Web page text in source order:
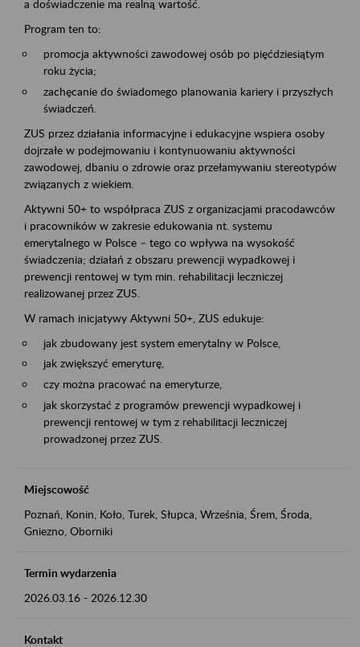
a doświadczenie ma realną wartość.
Program ten to:
promocja aktywności zawodowej osób po pięćdziesiątym
roku życia;
zachęcanie do świadomego planowania kariery i przyszłych
świadczeń.
ZUS przez działania informacyjne i edukacyjne wspiera osoby
dojrzałe w podejmowaniu i kontynuowaniu aktywności
zawodowej, dbaniu o zdrowie oraz przełamywaniu stereotypów
związanych z wiekiem.
Aktywni 50+ to współpraca ZUS z organizacjami pracodawców
i pracowników w zakresie edukowania nt. systemu
emerytalnego w Polsce – tego co wpływa na wysokość
świadczenia; działań z obszaru prewencji wypadkowej i
prewencji rentowej w tym min. rehabilitacji leczniczej
realizowanej przez ZUS.
W ramach inicjatywy Aktywni 50+, ZUS edukuje:
jak zbudowany jest system emerytalny w Polsce,
jak zwiększyć emeryturę,
czy można pracować na emeryturze,
jak skorzystać z programów prewencji wypadkowej i
prewencji rentowej w tym z rehabilitacji leczniczej
prowadzonej przez ZUS.
Miejscowość
Poznań, Konin, Koło, Turek, Słupca, Września, Śrem, Środa,
Gniezno, Oborniki
Termin wydarzenia
2026.03.16 - 2026.12.30
Kontakt